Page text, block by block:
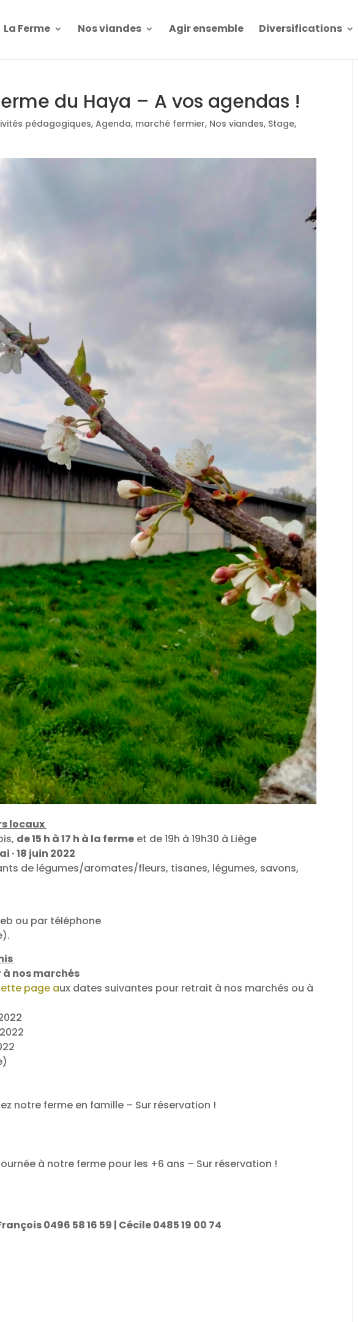
La Ferme Nos viandes Agir ensemble Diversifications
du Haya – A vos agendas !
pédagogiques,Agenda, marché fermier, Nos viandes, Stage,
locaux
de 15 h à 17 h à la ferme et de 19h à 19h30 à Liège
· 18 juin 2022
de légumes/aromates/fleurs, tisanes, légumes, savons,
ou par téléphone
nos marchés
page aux dates suivantes pour retrait à nos marchés ou à
notre ferme en famille – Sur réservation !
à notre ferme pour les +6 ans – Sur réservation !
0496 58 16 59 | Cécile 0485 19 00 74